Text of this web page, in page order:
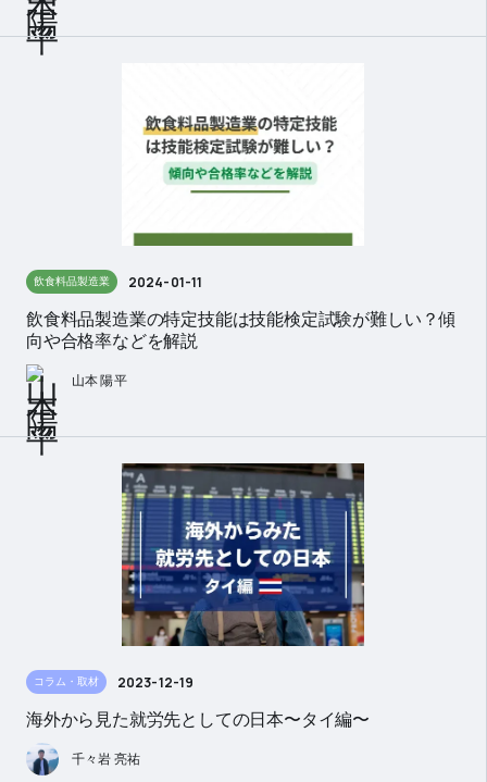
飲食料品製造業 2024-01-11
飲食料品製造業の特定技能は技能検定試験が難しい？傾
向や合格率などを解説
山本 陽平
コラム・取材 2023-12-19
海外から見た就労先としての日本〜タイ編〜
千々岩 亮祐